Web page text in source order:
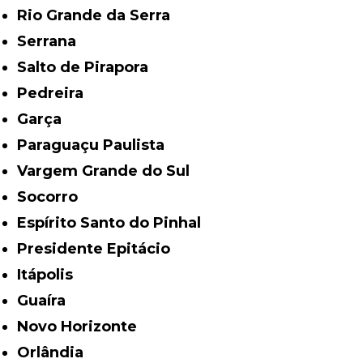
Rio Grande da Serra
Serrana
Salto de Pirapora
Pedreira
Garça
Paraguaçu Paulista
Vargem Grande do Sul
Socorro
Espírito Santo do Pinhal
Presidente Epitácio
Itápolis
Guaíra
Novo Horizonte
Orlândia